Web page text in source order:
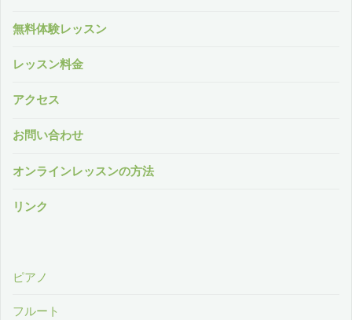
無料体験レッスン
レッスン料金
アクセス
お問い合わせ
オンラインレッスンの方法
リンク
ピアノ
フルート